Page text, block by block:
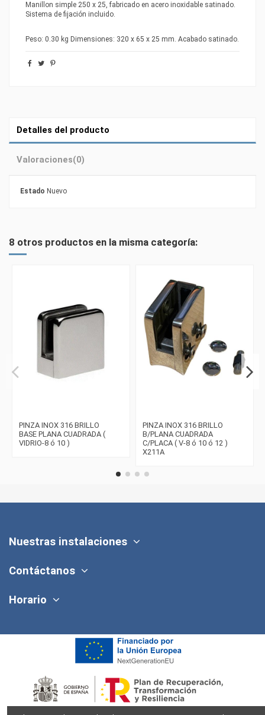
Manillon simple 250 x 25, fabricado en acero inoxidable satinado.
Sistema de fijación incluido.
Peso: 0.30 kg Dimensiones: 320 x 65 x 25 mm. Acabado satinado.
Detalles del producto
Valoraciones(0)
Estado Nuevo
8 otros productos en la misma categoría:
PINZA INOX 316 BRILLO
BASE PLANA CUADRADA (
VIDRIO-8 ó 10 )
PINZA INOX 316 BRILLO
B/PLANA CUADRADA
C/PLACA ( V-8 ó 10 ó 12 )
X211A
Nuestras instalaciones
Contáctanos
Horario